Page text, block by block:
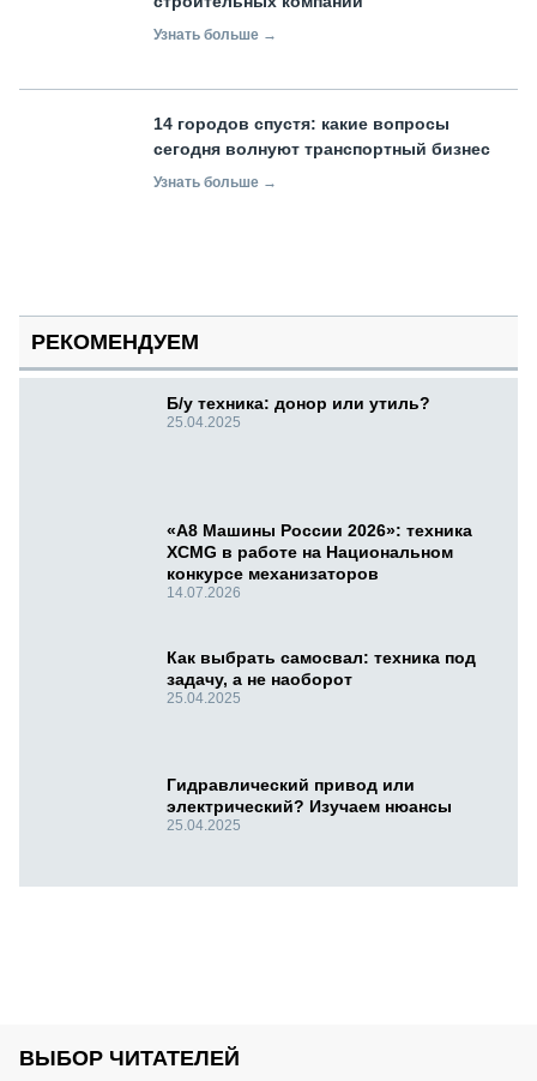
Узнать больше →
14 городов спустя: какие вопросы
сегодня волнуют транспортный бизнес
Узнать больше →
РЕКОМЕНДУЕМ
Б/у техника: донор или утиль?
25.04.2025
«А8 Машины России 2026»: техника
XCMG в работе на Национальном
конкурсе механизаторов
14.07.2026
Как выбрать самосвал: техника под
задачу, а не наоборот
25.04.2025
Гидравлический привод или
электрический? Изучаем нюансы
25.04.2025
ВЫБОР ЧИТАТЕЛЕЙ